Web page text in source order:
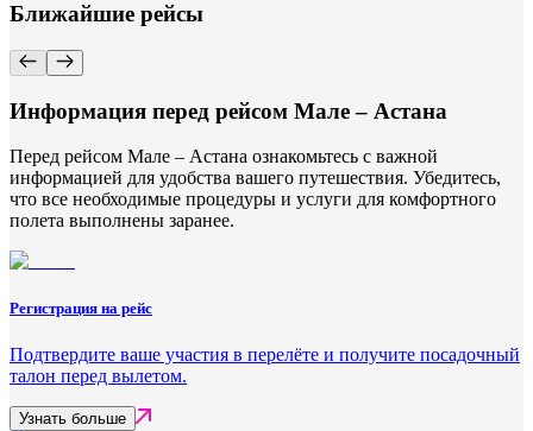
Ближайшие рейсы
Информация перед рейсом Мале – Астана
Перед рейсом Мале – Астана ознакомьтесь с важной
информацией для удобства вашего путешествия. Убедитесь,
что все необходимые процедуры и услуги для комфортного
полета выполнены заранее.
Регистрация на рейс
Подтвердите ваше участия в перелёте и получите посадочный
талон перед вылетом.
Узнать больше